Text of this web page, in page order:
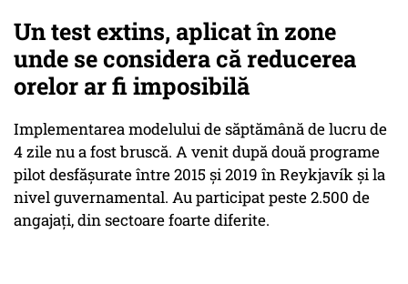
Un test extins, aplicat în zone
unde se considera că reducerea
orelor ar fi imposibilă
Implementarea modelului de săptămână de lucru de
4 zile nu a fost bruscă. A venit după două programe
pilot desfășurate între 2015 și 2019 în Reykjavík și la
nivel guvernamental. Au participat peste 2.500 de
angajați, din sectoare foarte diferite.